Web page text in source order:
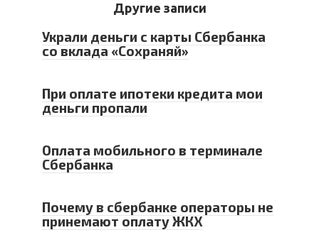
Другие записи
Украли деньги с карты Сбербанка
со вклада «Сохраняй»
При оплате ипотеки кредита мои
деньги пропали
Оплата мобильного в терминале
Сбербанка
Почему в сбербанке операторы не
принемают оплату ЖКХ